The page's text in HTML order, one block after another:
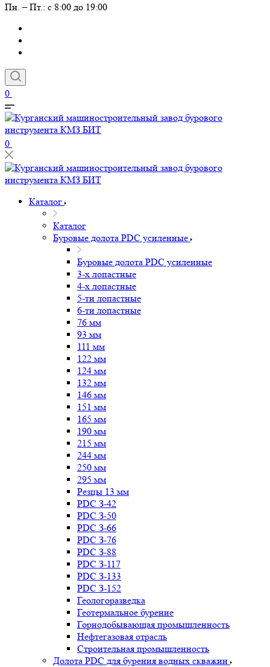
Пн. – Пт.: с 8:00 до 19:00
0
0
Каталог
Каталог
Буровые долота PDC усиленные
Буровые долота PDC усиленные
3-х лопастные
4-х лопастные
5-ти лопастные
6-ти лопастные
76 мм
93 мм
111 мм
122 мм
124 мм
132 мм
146 мм
151 мм
165 мм
190 мм
215 мм
244 мм
250 мм
295 мм
Резцы 13 мм
PDC З-42
PDC З-50
PDC З-66
PDC З-76
PDC З-88
PDC З-117
PDC З-133
PDC З-152
Геологоразведка
Геотермальное бурение
Горнодобывающая промышленность
Нефтегазовая отрасль
Строительная промышленность
Долота PDC для бурения водных скважин